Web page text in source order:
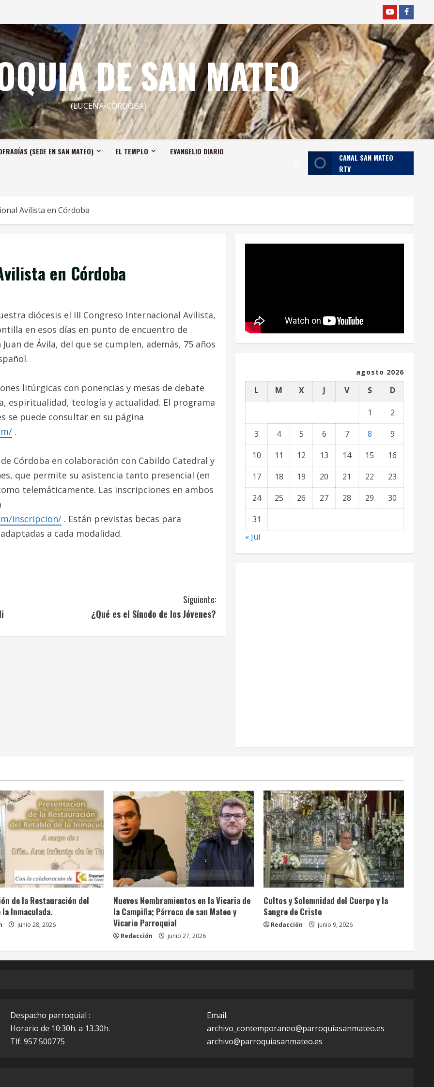
YOUTUBE
DE SAN MATEO
(LUCENA-CÓRDOBA)
(SEDE EN SAN MATEO) EL TEMPLO EVANGELIO DIARIO
CANAL SAN MATEO
RTV
Avilista en Córdoba
en Córdoba
diócesis el III Congreso Internacional Avilista,
en esos días en punto de encuentro de
de Ávila, del que se cumplen, además, 75 años
litúrgicas con ponencias y mesas de debate
espiritualidad, teología y actualidad. El programa
se puede consultar en su página
.
Córdoba en colaboración con Cabildo Catedral y
que permite su asistencia tanto presencial (en
telemáticamente. Las inscripciones en ambos
inscripcion/ . Están previstas becas para
a cada modalidad.
Siguiente:
¿Qué es el Sínodo de los Jóvenes?
agosto 2026
L M X J V S D
1
2
3
4 5 6 7 8
9
10
11 12 13 14 15
16
17
18 19 20 21 22
23
24
25 26 27 28 29
30
31
« Jul
Tablón Anuncios
de la Restauración del
Inmaculada.
junio 28, 2026
Info. Parroquial Tablón Anuncios
Nuevos Nombramientos en la Vicaria de
la Campiña; Párroco de san Mateo y
Vicario Parroquial
Redacción junio 27, 2026
Celebraciones Eucarísticas
Cofradías
Info. Parroquial
Tablón Anuncios
Cultos y Solemnidad del Cuerpo y la
Sangre de Cristo
Redacción junio 9, 2026
Despacho parroquial :
Horario de 10:30h. a 13.30h.
Tlf. 957 500775
Email:
archivo_contemporaneo@parroquiasanmateo.es
archivo@parroquiasanmateo.es